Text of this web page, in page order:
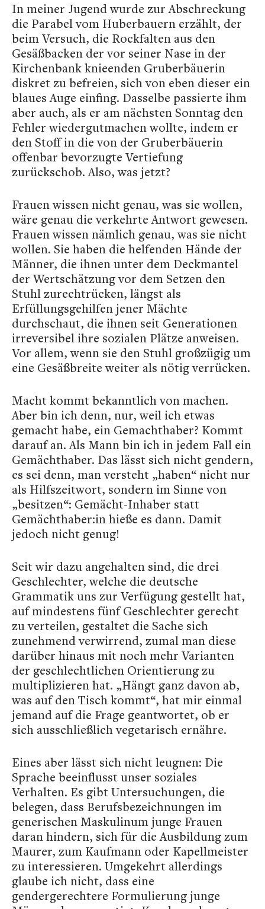
In meiner Jugend wurde zur Abschreckung
die Parabel vom Huberbauern erzählt, der
beim Versuch, die Rockfalten aus den
Gesäßbacken der vor seiner Nase in der
Kirchenbank knieenden Gruberbäuerin
diskret zu befreien, sich von eben dieser ein
blaues Auge einfing. Dasselbe passierte ihm
aber auch, als er am nächsten Sonntag den
Fehler wiedergutmachen wollte, indem er
den Stoff in die von der Gruberbäuerin
offenbar bevorzugte Vertiefung
zurückschob. Also, was jetzt?
Frauen wissen nicht genau, was sie wollen,
wäre genau die verkehrte Antwort gewesen.
Frauen wissen nämlich genau, was sie nicht
wollen. Sie haben die helfenden Hände der
Männer, die ihnen unter dem Deckmantel
der Wertschätzung vor dem Setzen den
Stuhl zurechtrücken, längst als
Erfüllungsgehilfen jener Mächte
durchschaut, die ihnen seit Generationen
irreversibel ihre sozialen Plätze anweisen.
Vor allem, wenn sie den Stuhl großzügig um
eine Gesäßbreite weiter als nötig verrücken.
Macht kommt bekanntlich von machen.
Aber bin ich denn, nur, weil ich etwas
gemacht habe, ein Gemachthaber? Kommt
darauf an. Als Mann bin ich in jedem Fall ein
Gemächthaber. Das lässt sich nicht gendern,
es sei denn, man versteht „haben“ nicht nur
als Hilfszeitwort, sondern im Sinne von
„besitzen“: Gemächt-Inhaber statt
Gemächthaber:in hieße es dann. Damit
jedoch nicht genug!
Seit wir dazu angehalten sind, die drei
Geschlechter, welche die deutsche
Grammatik uns zur Verfügung gestellt hat,
auf mindestens fünf Geschlechter gerecht
zu verteilen, gestaltet die Sache sich
zunehmend verwirrend, zumal man diese
darüber hinaus mit noch mehr Varianten
der geschlechtlichen Orientierung zu
multiplizieren hat. „Hängt ganz davon ab,
was auf den Tisch kommt“, hat mir einmal
jemand auf die Frage geantwortet, ob er
sich ausschließlich vegetarisch ernähre.
Eines aber lässt sich nicht leugnen: Die
Sprache beeinflusst unser soziales
Verhalten. Es gibt Untersuchungen, die
belegen, dass Berufsbezeichnungen im
generischen Maskulinum junge Frauen
daran hindern, sich für die Ausbildung zum
Maurer, zum Kaufmann oder Kapellmeister
zu interessieren. Umgekehrt allerdings
glaube ich nicht, dass eine
gendergerechtere Formulierung junge